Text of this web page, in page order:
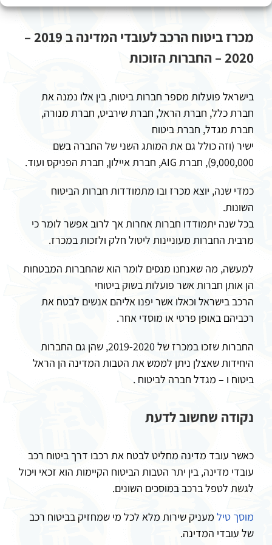
מכרז ביטוח הרכב לעובדי המדינה ב 2019 –
2020 – החברות הזוכות
בישראל פועלות מספר חברות ביטוח, בין אלו נמנה את
חברת כלל, חברת הראל, חברת שירביט, חברת מנורה,
חברת מגדל, חברת ביטוח
ישיר (וזה כולל גם את המותג השני של החברה בשם
9,000,000), חברת AIG, חברת איילון, חברת הפניקס ועוד.
כמדי שנה, יוצא מכרז ובו מתמודדות חברות הביטוח
השונות.
בכל שנה יתמודדו חברות אחרות אך לרוב אפשר לומר כי
מרבית החברות מעוניינות ליטול חלק ולזכות במכרז.
למעשה, מה שאנחנו מנסים לומר הוא שהחברות המבטחות
הן אותן חברות אשר פועלות בשוק ביטוחי
הרכב בישראל וכאלו אשר יפנו אליהם אנשים לבטח את
רכביהם באופן פרטי או מוסדי אחר.
החברות שזכו במכרז של 2019-2020, שהן גם החברות
היחידות שאצלן ניתן לממש את הטבות המדינה הן הראל
ביטוח ו – מגדל חברה לביטוח .
נקודה שחשוב לדעת
כאשר עובד מדינה מחליט לבטח את רכבו דרך ביטוח רכב
עובדי מדינה, בין יתר הטבות הביטוח הקיימות הוא זכאי ויכול
לגשת לטפל ברכב במוסכים השונים.
מוסך טיל מעניק שירות מלא לכל מי שמחזיק בביטוח רכב
של עובדי המדינה.